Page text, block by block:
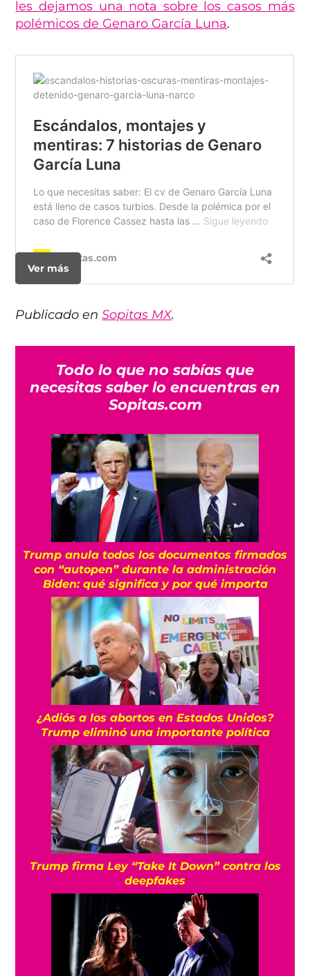
les dejamos una nota sobre los casos más
polémicos de Genaro García Luna.
Ver más
Publicado enSopitas MX.
Todo lo que no sabías que
necesitas saber lo encuentras en
Sopitas.com
Trump anula todos los documentos firmados
con “autopen” durante la administración
Biden: qué significa y por qué importa
¿Adiós a los abortos en Estados Unidos?
Trump eliminó una importante política
Trump firma Ley “Take It Down” contra los
deepfakes